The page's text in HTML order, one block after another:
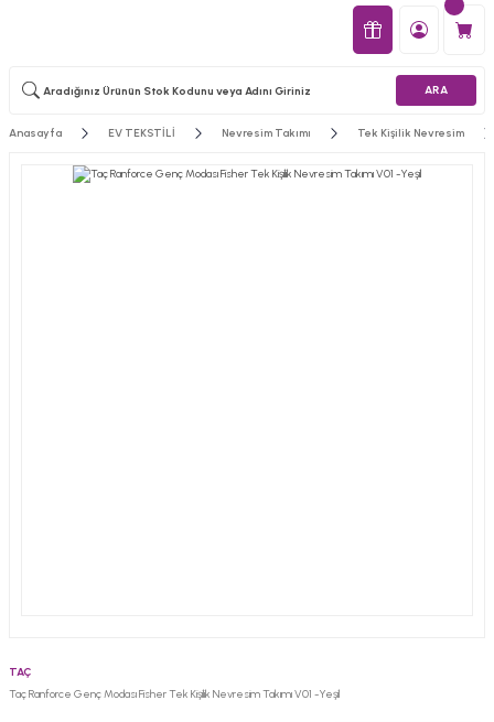
ARA
Anasayfa EV TEKSTİLİ Nevresim Takımı Tek Kişilik Nevresim
TAÇ
Taç Ranforce Genç Modası Fisher Tek Kişilik Nevresim Takımı V01 -Yeşil